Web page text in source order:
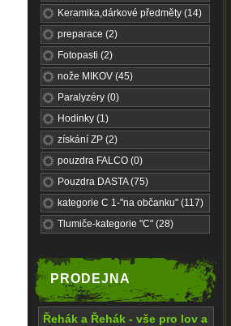
Keramika,dárkové předměty (14)
preparace (2)
Fotopasti (2)
nože MIKOV (45)
Paralyzéry (0)
Hodinky (1)
získání ZP (2)
pouzdra FALCO (0)
Pouzdra DASTA (75)
kategorie C 1-"na občanku" (117)
Tlumiče-kategorie "C" (28)
PRODEJNA
Řehák a Řehák - vše pro lov a